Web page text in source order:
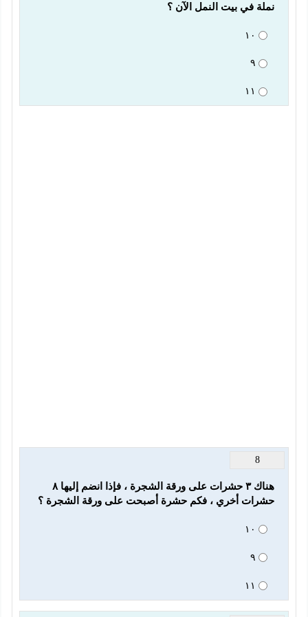
نملة في بيت النمل الآن ؟
١٠
٩
١١
8
حشرات أخري ، فكم حشرة أصبحت على ورقة الشجرة ؟
١٠
٩
١١